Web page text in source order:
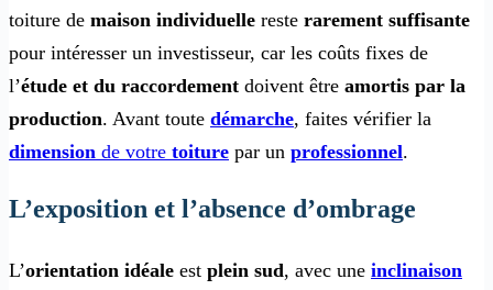
toiture de maison individuelle reste rarement suffisante
pour intéresser un investisseur, car les coûts fixes de
l’étude et du raccordement doivent être amortis par la
production. Avant toute démarche, faites vérifier la
dimension de votre toiture par un professionnel.
L’exposition et l’absence d’ombrage
L’orientation idéale est plein sud, avec une inclinaison